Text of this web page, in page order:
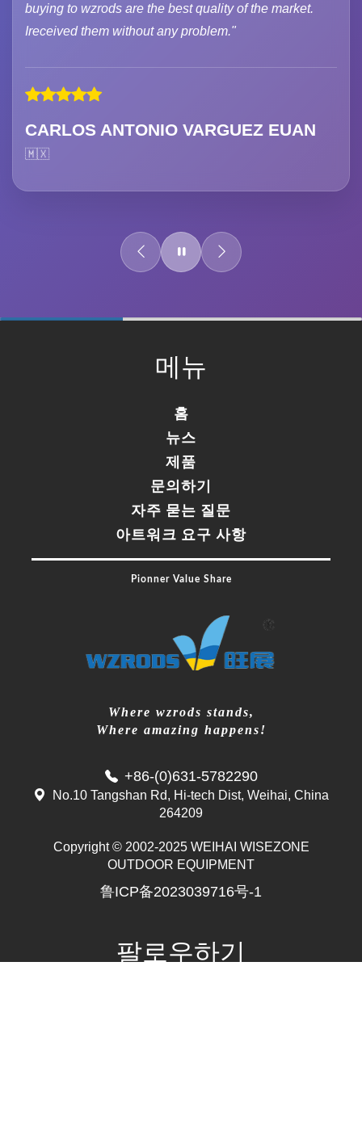
buying to wzrods are the best quality of the market.
Ireceived them without any problem."
CARLOS ANTONIO VARGUEZ EUAN
🇲🇽
60%
메뉴
홈
뉴스
제품
문의하기
자주 묻는 질문
아트워크 요구 사항
Pionner Value Share
Where wzrods stands,
Where amazing happens!
+86-(0)631-5782290
No.10 Tangshan Rd, Hi-tech Dist, Weihai, China
264209
Copyright © 2002-2025 WEIHAI WISEZONE
OUTDOOR EQUIPMENT
鲁ICP备2023039716号-1
팔로우하기
Mr. Zhang
+86-(0)631-5782290